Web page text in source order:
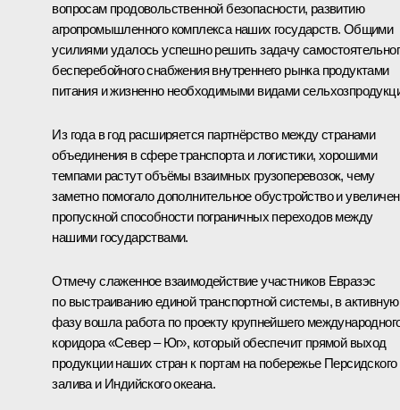
вопросам продовольственной безопасности, развитию
агропромышленного комплекса наших государств. Общими
усилиями удалось успешно решить задачу
бесперебойного снабжения внутреннего рынка продуктами
питания и жизненно необходимыми видами
Из года в год расширяется партнёрство между странами
объединения в сфере транспорта и логистики, хорошими
темпами растут объёмы взаимных грузоперевозок, чему
заметно помогало дополнительное обустройство и
пропускной способности пограничных переходов между
нашими государствами.
Отмечу слаженное взаимодействие участников Евразэс
по выстраиванию единой транспортной системы, в активную
фазу вошла работа по проекту крупнейшего
коридора «Север – Юг», который обеспечит прямой выход
продукции наших стран к портам на побережье Персидского
залива и Индийского океана.